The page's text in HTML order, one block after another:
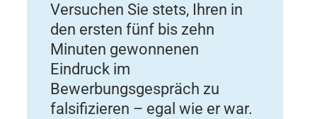
Versuchen Sie stets, Ihren in
den ersten fünf bis zehn
Minuten gewonnenen
Eindruck im
Bewerbungsgespräch zu
falsifizieren – egal wie er war.